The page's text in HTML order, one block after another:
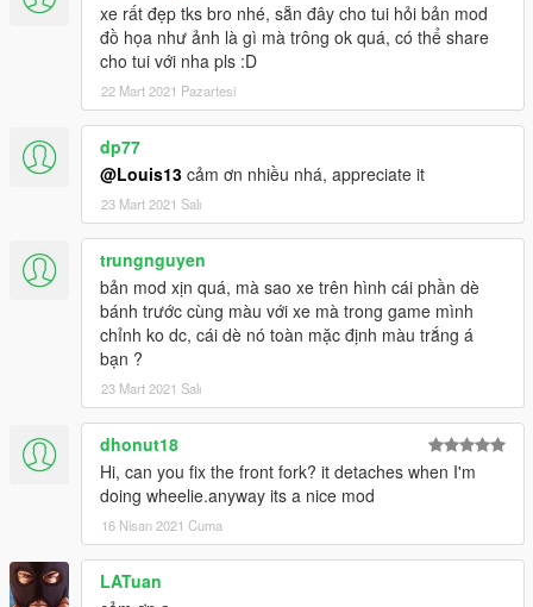
xe rất đẹp tks bro nhé, sẵn đây cho tui hỏi bản mod
đồ họa như ảnh là gì mà trông ok quá, có thể share
cho tui với nha pls :D
22 Mart 2021 Pazartesi
dp77
@Louis13 cảm ơn nhiều nhá, appreciate it
23 Mart 2021 Salı
trungnguyen
bản mod xịn quá, mà sao xe trên hình cái phần dè
bánh trước cùng màu với xe mà trong game mình
chỉnh ko dc, cái dè nó toàn mặc định màu trắng á
bạn ?
23 Mart 2021 Salı
dhonut18
Hi, can you fix the front fork? it detaches when I'm
doing wheelie.anyway its a nice mod
16 Nisan 2021 Cuma
LATuan